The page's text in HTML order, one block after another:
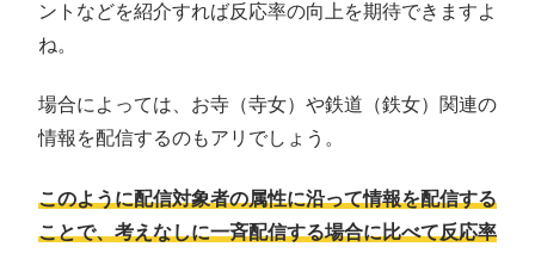
ントなどを紹介すれば反応率の向上を期待できますよ
ね。
場合によっては、お寺（寺女）や鉄道（鉄女）関連の
情報を配信するのもアリでしょう。
このように配信対象者の属性に沿って情報を配信する
ことで、考えなしに一斉配信する場合に比べて反応率